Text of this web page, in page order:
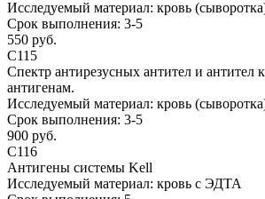
Исследуемый материал: кровь
Срок выполнения: 3-5
550 руб.
С115
Спектр антирезусных антител и
антигенам.
Исследуемый материал: кровь
Срок выполнения: 3-5
900 руб.
С116
Антигены системы Kell
Исследуемый материал: кровь с ЭДТА